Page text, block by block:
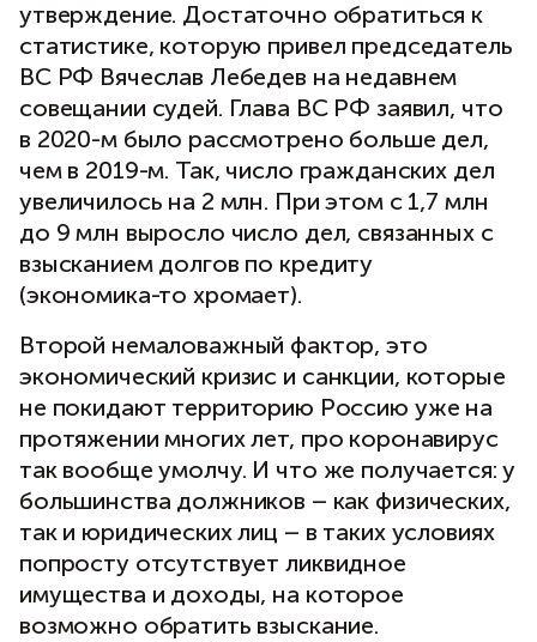
утверждение. Достаточно обратиться к
статистике, которую привел председатель
ВС РФ Вячеслав Лебедев на недавнем
совещании судей. Глава ВС РФ заявил, что
в 2020-м было рассмотрено больше дел,
чем в 2019-м. Так, число гражданских дел
увеличилось на 2 млн. При этом с 1,7 млн
до 9 млн выросло число дел, связанных с
взысканием долгов по кредиту
(экономика-то хромает).
Второй немаловажный фактор, это
экономический кризис и санкции, которые
не покидают территорию Россию уже на
протяжении многих лет, про коронавирус
так вообще умолчу. И что же получается: у
большинства должников – как физических,
так и юридических лиц – в таких условиях
попросту отсутствует ликвидное
имущества и доходы, на которое
возможно обратить взыскание.